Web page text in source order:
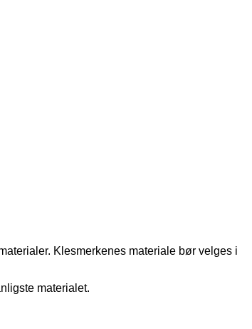
Klesmerkenes materiale bør velges i
materialet.